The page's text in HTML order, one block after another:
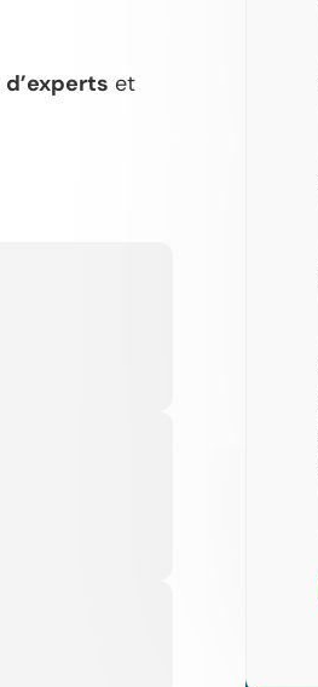
d’experts et